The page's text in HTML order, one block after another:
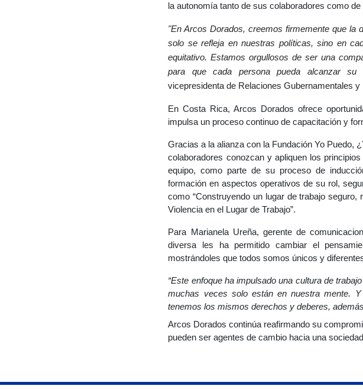
la autonomía tanto de sus colaboradores como
"En Arcos Dorados, creemos firmemente que la
solo se refleja en nuestras políticas, sino en
equitativo. Estamos orgullosos de ser una
para que cada persona pueda alcanzar su
vicepresidenta de Relaciones Gubernamentales
En Costa Rica, Arcos Dorados ofrece
impulsa un proceso continuo de capacitación y
Gracias a la alianza con la Fundación Yo Puedo,
colaboradores conozcan y apliquen los
equipo, como parte de su proceso de
formación en aspectos operativos de su rol,
como “Construyendo un lugar de trabajo seguro,
Violencia en el Lugar de Trabajo”.
Para Marianela Ureña, gerente de
diversa les ha permitido cambiar el
mostrándoles que todos somos únicos y
“Este enfoque ha impulsado una cultura de
muchas veces solo están en nuestra mente.
tenemos los mismos derechos y deberes,
Arcos Dorados continúa reafirmando su
pueden ser agentes de cambio hacia una